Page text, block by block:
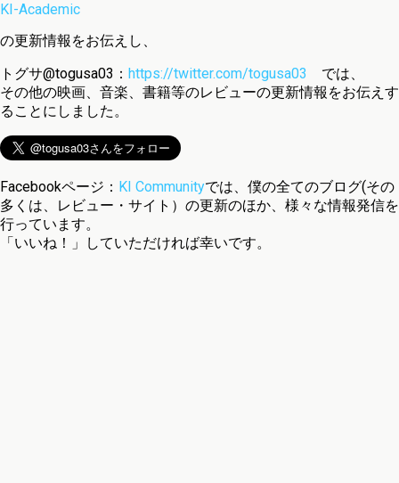
KI-Academic
の更新情報をお伝えし、
トグサ@togusa03： https://twitter.com/togusa03
では、
その他の映画、音楽、書籍等のレビューの更新情報をお伝えす
ることにしました。
Facebookページ： KI Communityでは、僕の全てのブログ(その
多くは、レビュー・サイト）の更新のほか、様々な情報発信を
行っています。
「いいね！」していただければ幸いです。